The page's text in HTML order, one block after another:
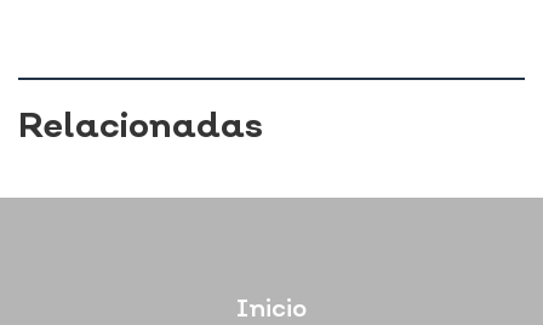
Relacionadas
Inicio